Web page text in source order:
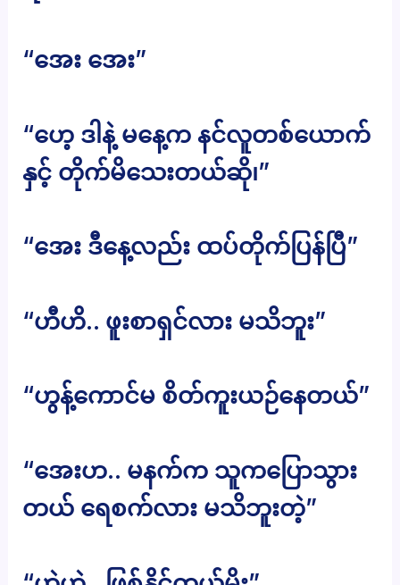
“အေး အေး”
“ဟေ့ ဒါနဲ့ မနေ့က နင်လူတစ်ယောက်
နှင့် တိုက်မိသေးတယ်ဆို၊”
“အေး ဒီနေ့လည်း ထပ်တိုက်ပြန်ပြီ”
“ဟီဟိ.. ဖူးစာရှင်လား မသိဘူး”
“ဟွန့်ကောင်မ စိတ်ကူးယဉ်နေတယ်”
“အေးဟ.. မနက်က သူကပြောသွား
တယ် ရေစက်လား မသိဘူးတဲ့”